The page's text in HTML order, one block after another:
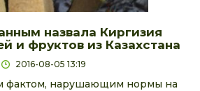
назвала Киргизия
и фруктов из Казахстана
2016-08-05 13:19
фактом, нарушающим нормы на